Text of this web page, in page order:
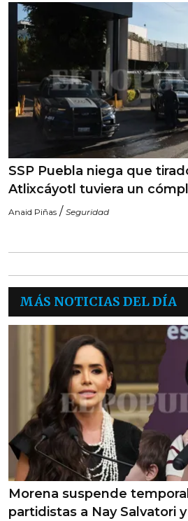
SSP Puebla niega que
Atlixcáyotl tuviera un
Anaid Piñas / Seguridad
MÁS NOTICIAS DEL DÍA
Morena suspende
partidistas a Nay Salvatori